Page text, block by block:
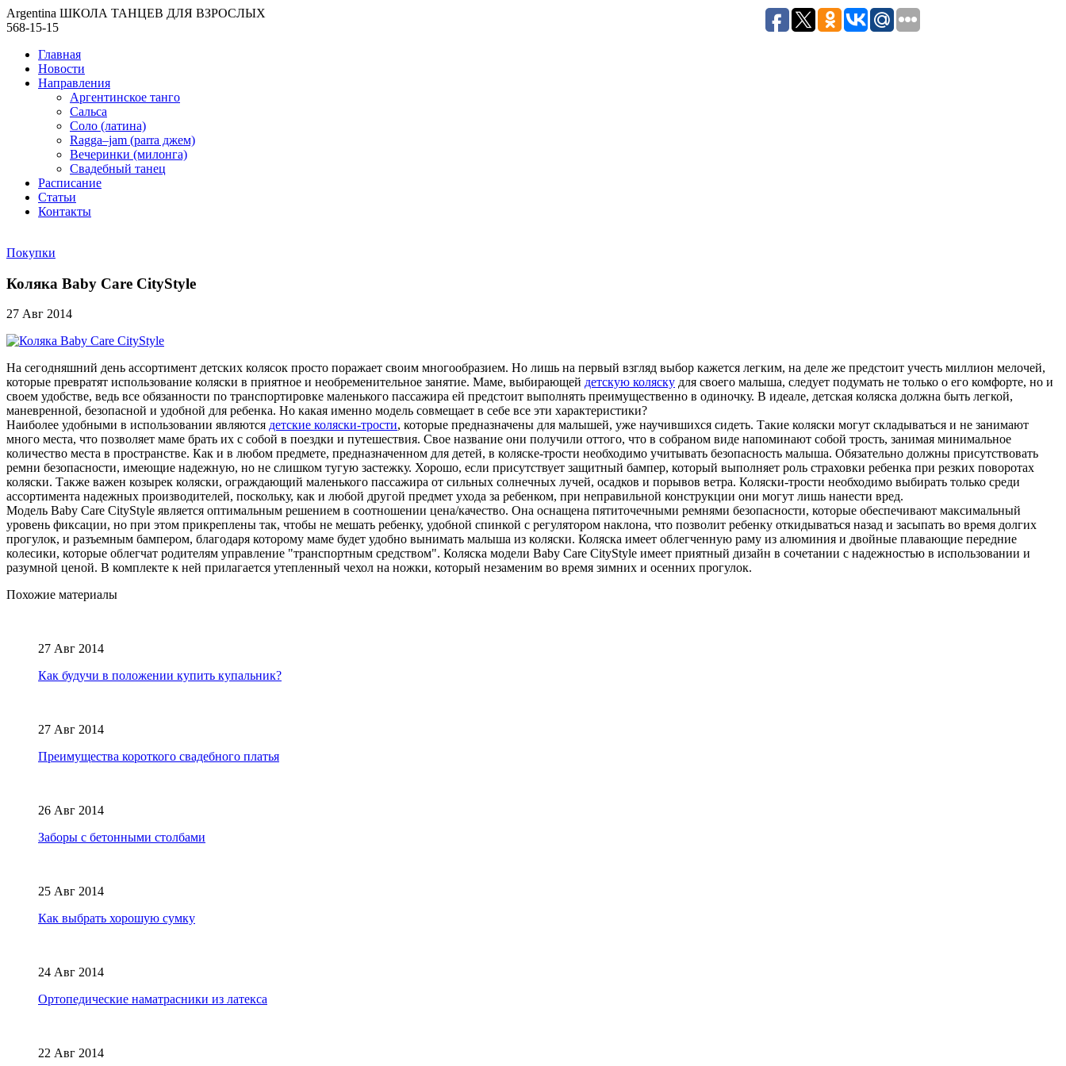
Argentina ШКОЛА ТАНЦЕВ ДЛЯ ВЗРОСЛЫХ
568-15-15
Главная
Новости
Направления
Аргентинское танго
Сальса
Соло (латина)
Ragga–jam (parra джем)
Вечеринки (милонга)
Свадебный танец
Расписание
Статьи
Контакты
Покупки
Коляка Baby Care CityStyle
27 Авг 2014
На сегодняшний день ассортимент детских колясок просто поражает своим многообразием. Но лишь на первый взгляд выбор кажется легким, на деле же предстоит учесть миллион мелочей,
которые превратят использование коляски в приятное и необременительное занятие. Маме, выбирающей детскую коляску для своего малыша, следует подумать не только о его комфорте, но и
своем удобстве, ведь все обязанности по транспортировке маленького пассажира ей предстоит выполнять преимущественно в одиночку. В идеале, детская коляска должна быть легкой,
маневренной, безопасной и удобной для ребенка. Но какая именно модель совмещает в себе все эти характеристики?
Наиболее удобными в использовании являются детские коляски-трости, которые предназначены для малышей, уже научившихся сидеть. Такие коляски могут складываться и не занимают
много места, что позволяет маме брать их с собой в поездки и путешествия. Свое название они получили оттого, что в собраном виде напоминают собой трость, занимая минимальное
количество места в пространстве. Как и в любом предмете, предназначенном для детей, в коляске-трости необходимо учитывать безопасность малыша. Обязательно должны присутствовать
ремни безопасности, имеющие надежную, но не слишком тугую застежку. Хорошо, если присутствует защитный бампер, который выполняет роль страховки ребенка при резких поворотах
коляски. Также важен козырек коляски, ограждающий маленького пассажира от сильных солнечных лучей, осадков и порывов ветра. Коляски-трости необходимо выбирать только среди
ассортимента надежных производителей, поскольку, как и любой другой предмет ухода за ребенком, при неправильной конструкции они могут лишь нанести вред.
Модель Baby Care CityStyle является оптимальным решением в соотношении цена/качество. Она оснащена пятиточечными ремнями безопасности, которые обеспечивают максимальный
уровень фиксации, но при этом прикреплены так, чтобы не мешать ребенку, удобной спинкой с регулятором наклона, что позволит ребенку откидываться назад и засыпать во время долгих
прогулок, и разъемным бампером, благодаря которому маме будет удобно вынимать малыша из коляски. Коляска имеет облегченную раму из алюминия и двойные плавающие передние
колесики, которые облегчат родителям управление "транспортным средством". Коляска модели Baby Care CityStyle имеет приятный дизайн в сочетании с надежностью в использовании и
разумной ценой. В комплекте к ней прилагается утепленный чехол на ножки, который незаменим во время зимних и осенних прогулок.
Похожие материалы
27 Авг 2014
Как будучи в положении купить купальник?
27 Авг 2014
Преимущества короткого свадебного платья
26 Авг 2014
Заборы с бетонными столбами
25 Авг 2014
Как выбрать хорошую сумку
24 Авг 2014
Ортопедические наматрасники из латекса
22 Авг 2014